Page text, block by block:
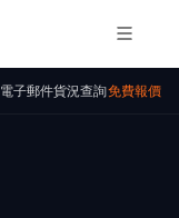
電子郵件貨況查詢免費報價